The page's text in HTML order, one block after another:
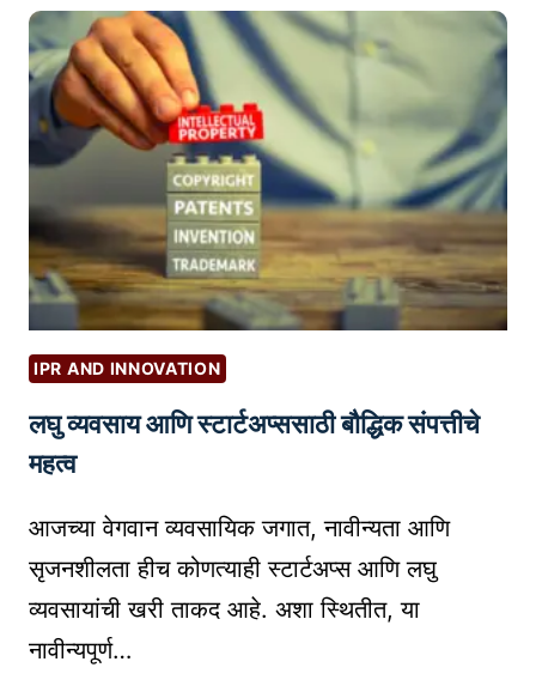
S
सा
ध
न
A
L
S
E
O
म्ह
ण
जे
का
य
?
आ
णि
व
या
सा
IPR AND INNOVATION
लघु व्यवसाय आणि स्टार्टअप्ससाठी बौद्धिक संपत्तीचे
महत्व
आजच्या वेगवान व्यवसायिक जगात, नावीन्यता आणि
सृजनशीलता हीच कोणत्याही स्टार्टअप्स आणि लघु
व्यवसायांची खरी ताकद आहे. अशा स्थितीत, या
नावीन्यपूर्ण…